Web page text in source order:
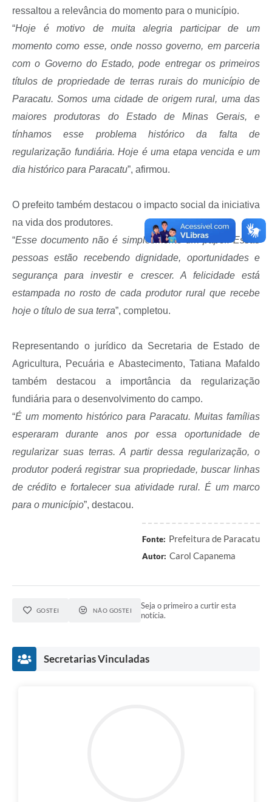
ressaltou a relevância do momento para o município.
“Hoje é motivo de muita alegria participar de um
momento como esse, onde nosso governo, em parceria
com o Governo do Estado, pode entregar os primeiros
títulos de propriedade de terras rurais do município de
Paracatu. Somos uma cidade de origem rural, uma das
maiores produtoras do Estado de Minas Gerais, e
tínhamos esse problema histórico da falta de
regularização fundiária. Hoje é uma etapa vencida e um
dia histórico para Paracatu”, afirmou.
O prefeito também destacou o impacto social da iniciativa
na vida dos produtores.
“Esse documento não é simplesmente um papel. Essas
pessoas estão recebendo dignidade, oportunidades e
segurança para investir e crescer. A felicidade está
estampada no rosto de cada produtor rural que recebe
hoje o título de sua terra”, completou.
Representando o jurídico da Secretaria de Estado de
Agricultura, Pecuária e Abastecimento, Tatiana Mafaldo
também destacou a importância da regularização
fundiária para o desenvolvimento do campo.
“É um momento histórico para Paracatu. Muitas famílias
esperaram durante anos por essa oportunidade de
regularizar suas terras. A partir dessa regularização, o
produtor poderá registrar sua propriedade, buscar linhas
de crédito e fortalecer sua atividade rural. É um marco
para o município”, destacou.
Fonte: Prefeitura de Paracatu
Autor: Carol Capanema
GOSTEI NÃO GOSTEI
Seja o primeiro a curtir esta
notícia.
Secretarias Vinculadas